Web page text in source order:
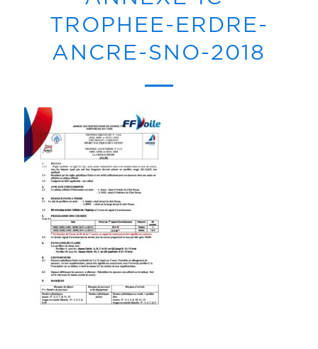
TROPHEE-ERDRE-
ANCRE-SNO-2018